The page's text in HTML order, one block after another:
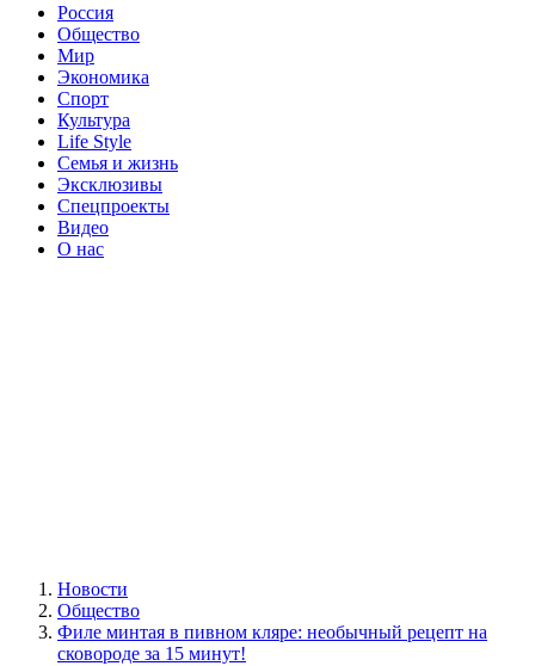
Россия
Общество
Мир
Экономика
Спорт
Культура
Life Style
Семья и жизнь
Эксклюзивы
Спецпроекты
Видео
О нас
Новости
Общество
Филе минтая в пивном кляре: необычный рецепт на
сковороде за 15 минут!